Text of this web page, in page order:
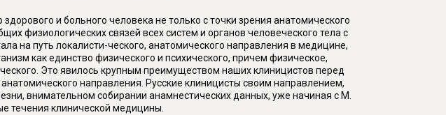
и больного человека не только с точки зрения анатомического
физиологических связей всех систем и органов человеческого тела с
на путь локалисти-ческого, анатомического направления в медицине,
как единство физического и психического, причем физическое,
Это явилось крупным преимуществом наших клиницистов перед
направления. Русские клиницисты своим направлением,
внимательном собирании анамнестических данных, уже начиная с М.
течения клинической медицины.